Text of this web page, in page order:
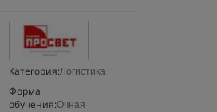
Категория:Логистика
Форма
обучения:Очная